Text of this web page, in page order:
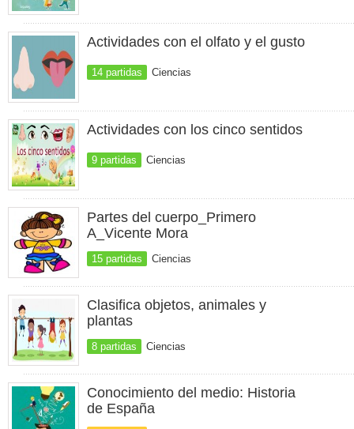
Actividades con el olfato y el gusto
14 partidas Ciencias
Actividades con los cinco sentidos
9 partidas Ciencias
Partes del cuerpo_Primero
A_Vicente Mora
15 partidas Ciencias
Clasifica objetos, animales y
plantas
8 partidas Ciencias
Conocimiento del medio: Historia
de España